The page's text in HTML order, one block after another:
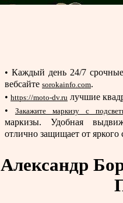
•Каждый день 24/7
вебсайте sorokainfo.com.
• https://moto-dv.ru лучшие
•
Закажите маркизу с
маркизы. Удобная
отлично защищает от
Александр